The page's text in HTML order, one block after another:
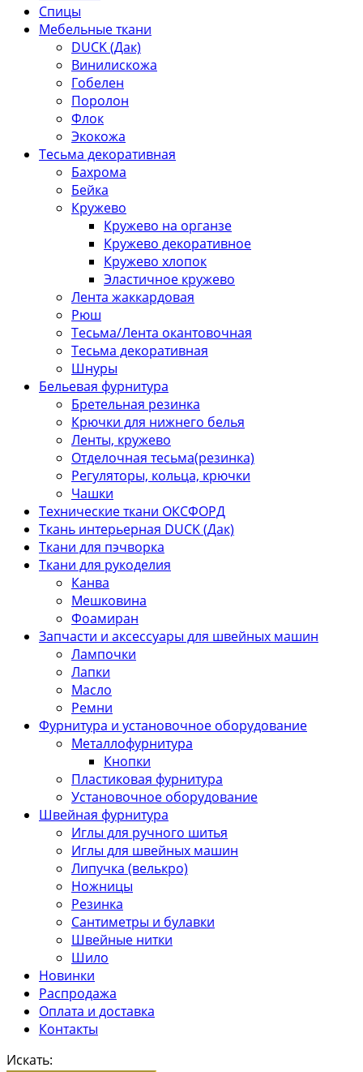
Спицы
Мебельные ткани
DUCK (Дак)
Винилискожа
Гобелен
Поролон
Флок
Экокожа
Тесьма декоративная
Бахрома
Бейка
Кружево
Кружево на органзе
Кружево декоративное
Кружево хлопок
Эластичное кружево
Лента жаккардовая
Рюш
Тесьма/Лента окантовочная
Тесьма декоративная
Шнуры
Бельевая фурнитура
Бретельная резинка
Крючки для нижнего белья
Ленты, кружево
Отделочная тесьма(резинка)
Регуляторы, кольца, крючки
Чашки
Технические ткани ОКСФОРД
Ткань интерьерная DUCK (Дак)
Ткани для пэчворка
Ткани для рукоделия
Канва
Мешковина
Фоамиран
Запчасти и аксессуары для швейных машин
Лампочки
Лапки
Масло
Ремни
Фурнитура и установочное оборудование
Металлофурнитура
Кнопки
Пластиковая фурнитура
Установочное оборудование
Швейная фурнитура
Иглы для ручного шитья
Иглы для швейных машин
Липучка (велькро)
Ножницы
Резинка
Сантиметры и булавки
Швейные нитки
Шило
Новинки
Распродажа
Оплата и доставка
Контакты
Искать: